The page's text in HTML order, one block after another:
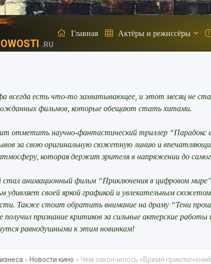
.RU
Главная Актёры и режиссёры
всегда есть что-то захватывающее, и этот месяц не
фильмов, которые обещают стать хитами.
отметить научно-фантастический триллер
за свою оригинальную сюжетную линию и
которая держит зрителя в напряжении до
стал анимационный фильм “Приключения в цифровом
удивляет своей яркой графикой и увлекательным
Также стоит обратить внимание на драму “Тени
признание критиков за сильные актерские
равнодушными к этим новинкам!
» Новости кино » Чем закончилось «Время